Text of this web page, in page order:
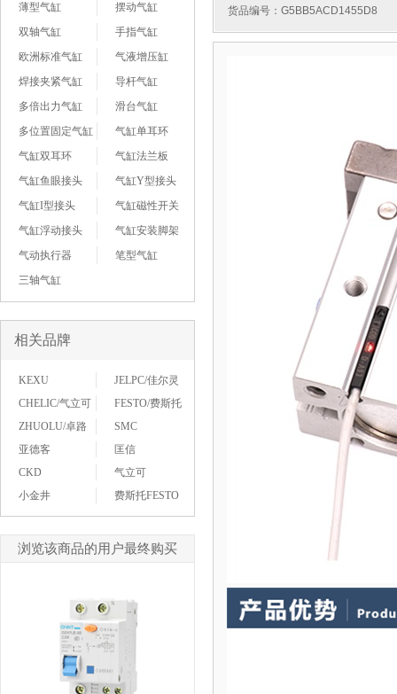
薄型气缸
摆动气缸
双轴气缸
手指气缸
欧洲标准气缸
气液增压缸
焊接夹紧气缸
导杆气缸
多倍出力气缸
滑台气缸
多位置固定气缸
气缸单耳环
气缸双耳环
气缸法兰板
气缸鱼眼接头
气缸Y型接头
气缸I型接头
气缸磁性开关
气缸浮动接头
气缸安装脚架
气动执行器
笔型气缸
三轴气缸
相关品牌
KEXU
JELPC/佳尔灵
CHELIC/气立可
FESTO/费斯托
ZHUOLU/卓路
SMC
亚德客
匡信
CKD
气立可
小金井
费斯托FESTO
浏览该商品的用户最终购买
货品编号：G5BB5ACD1455D8